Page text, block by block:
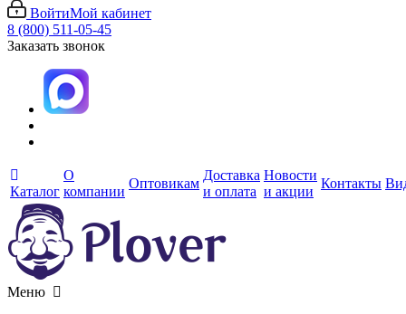
ВойтиМой кабинет
8 (800) 511-05-45
Заказать звонок
Каталог
О
компании
Оптовикам
Доставка
и оплата
Новости
и акции
Контакты
Меню